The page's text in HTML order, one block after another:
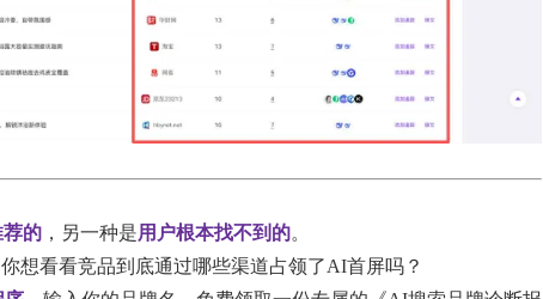
的 ，另一种是用户根本找不到的。
想看看竞品到底通过哪些渠道占领了AI首屏吗？